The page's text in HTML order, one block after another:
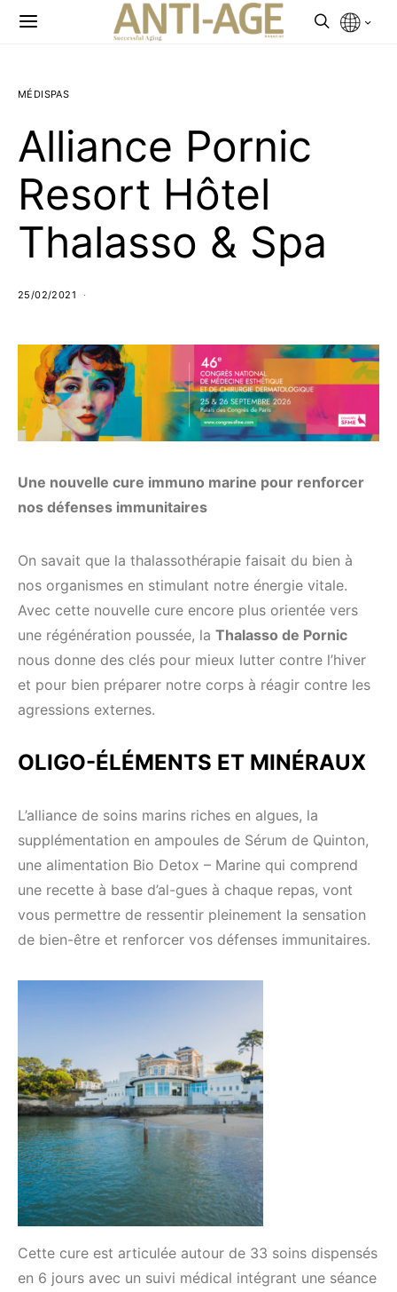
MÉDISPAS
Alliance Pornic
Resort Hôtel
Thalasso & Spa
25/02/2021
Une nouvelle cure immuno marine pour renforcer
nos défenses immunitaires
On savait que la thalassothérapie faisait du bien à
nos organismes en stimulant notre énergie vitale.
Avec cette nouvelle cure encore plus orientée vers
une régénération poussée, la Thalasso de Pornic
nous donne des clés pour mieux lutter contre l’hiver
et pour bien préparer notre corps à réagir contre les
agressions externes.
OLIGO-ÉLÉMENTS ET MINÉRAUX
L’alliance de soins marins riches en algues, la
supplémentation en ampoules de Sérum de Quinton,
une alimentation Bio Detox – Marine qui comprend
une recette à base d’al-gues à chaque repas, vont
vous permettre de ressentir pleinement la sensation
de bien-être et renforcer vos défenses immunitaires.
Cette cure est articulée autour de 33 soins dispensés
en 6 jours avec un suivi médical intégrant une séance